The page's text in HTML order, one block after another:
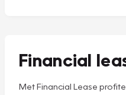
Financial
Met Financial Lease